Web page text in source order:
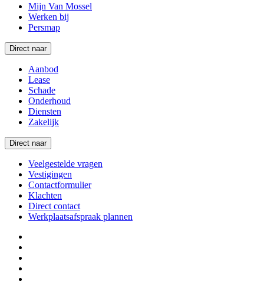
Mijn Van Mossel
Werken bij
Persmap
Direct naar
Aanbod
Lease
Schade
Onderhoud
Diensten
Zakelijk
Direct naar
Veelgestelde vragen
Vestigingen
Contactformulier
Klachten
Direct contact
Werkplaatsafspraak plannen